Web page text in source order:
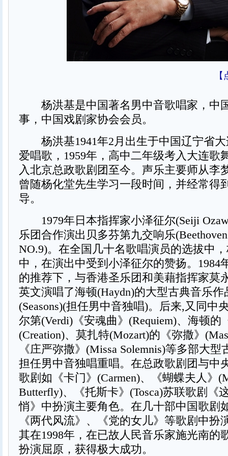
杨洪基是中国著名男中音歌唱家，中
事，中国戏剧家协会会员。
杨洪基1941年2月出生于中国辽宁省大
爱唱歌，1959年，高中二年级考入大连歌
入北京总政歌剧团至今。声乐主要师从李
曾随杨化堂先生学习一段时间，并经常得
导。
1979年日本指挥家小泽征尔(Seiji
乐团合作演出贝多芬第九交响乐
NO.9)。在全国几十名歌唱演员的选拔中
中，在演出中受到小泽征尔的赞扬。1984
的推荐下，与香港圣乐团和美藉指挥家莫
英文演唱了海顿(Haydn)的大型古典音乐
(Seasons)(担任男中音独唱)。后来,又同中
尔第(Verdi)《安魂曲》(Requiem)、海顿的
(Creation)、莫扎特(Mozart)的《弥撒》
《庄严弥撒》(Missa Solemnis)等多部大
担任男中音独唱重唱。在总政歌剧团与中
歌剧如《卡门》(Carmen)、《蝴蝶夫人》
Butterfly)、《托斯卡》(Tosca)苏联歌剧《
悄》中扮演主要角色。在几十部中国歌剧
《两代风流》、《党的女儿》等歌剧中扮
其在1998年，在已故人民音乐家施光南的
扮演屈原，获得极大成功。